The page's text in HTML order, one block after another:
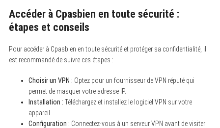
Accéder à Cpasbien en toute sécurité :
étapes et conseils
Pour accéder à Cpasbien en toute sécurité et protéger sa confidentialité, il
est recommandé de suivre ces étapes :
Choisir un VPN : Optez pour un fournisseur de VPN réputé qui
permet de masquer votre adresse IP.
Installation : Téléchargez et installez le logiciel VPN sur votre
appareil.
Configuration : Connectez-vous à un serveur VPN avant de visiter